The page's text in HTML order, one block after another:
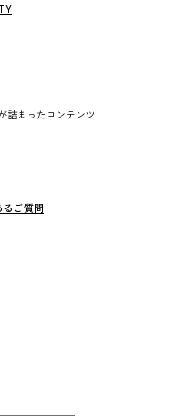
詰まったコンテンツ
るご質問